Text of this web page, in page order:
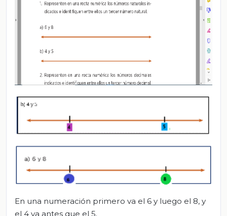
En una numeración primero va el 6 y luego el 8, y
el 4 va antes que el 5.